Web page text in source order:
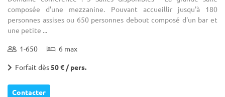
composée d'une mezzanine. Pouvant accueillir jusqu'à 180
personnes assises ou 650 personnes debout composé d'un bar et
une petite ...
1-650 6 max
Forfait dès50 € / pers.
Contacter